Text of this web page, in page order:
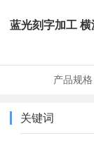
蓝光刻字加工
产品规格
关键词